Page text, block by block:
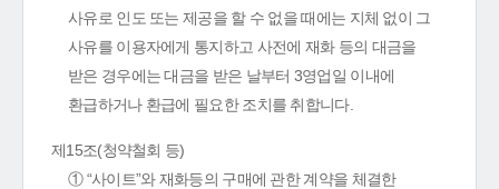
사유로 인도 또는 제공을 할 수 없을 때에는 지체 없이 그
사유를 이용자에게 통지하고 사전에 재화 등의 대금을
받은 경우에는 대금을 받은 날부터 3영업일 이내에
환급하거나 환급에 필요한 조치를 취합니다.
제15조(청약철회 등)
① “사이트”와 재화등의 구매에 관한 계약을 체결한